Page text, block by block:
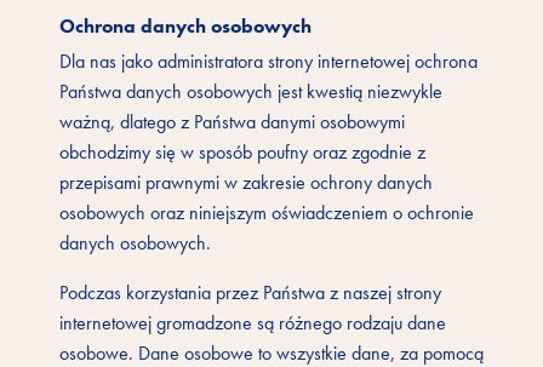
Ochrona danych osobowych
Dla nas jako administratora strony internetowej ochrona
Państwa danych osobowych jest kwestią niezwykle
ważną, dlatego z Państwa danymi osobowymi
obchodzimy się w sposób poufny oraz zgodnie z
przepisami prawnymi w zakresie ochrony danych
osobowych oraz niniejszym oświadczeniem o ochronie
danych osobowych.
Podczas korzystania przez Państwa z naszej strony
internetowej gromadzone są różnego rodzaju dane
osobowe. Dane osobowe to wszystkie dane, za pomocą